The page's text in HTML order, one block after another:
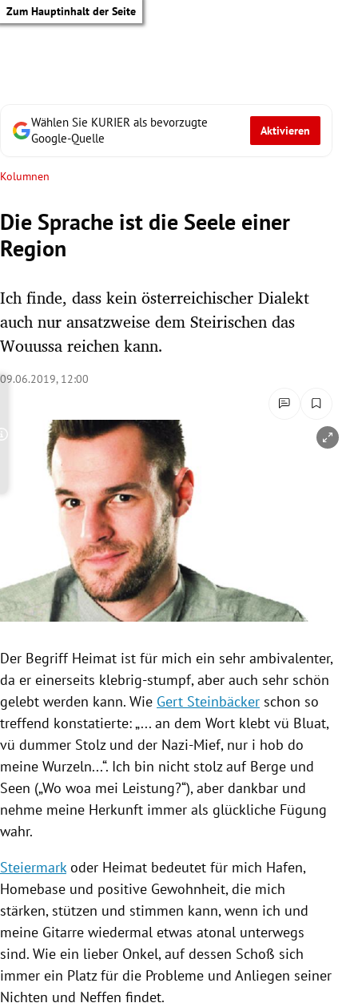
Zum Hauptinhalt der Seite
Untermenü
Untermenü
Untermenü
Untermenü
Untermenü
Untermenü
Untermenü
Untermenü
Wählen Sie KURIER als bevorzugte
Google-Quelle
Aktivieren
Kolumnen
Die Sprache ist die Seele einer
Region
Ich finde, dass kein österreichischer Dialekt
auch nur ansatzweise dem Steirischen das
Wouussa reichen kann.
09.06.2019, 12:00
Copyright-Hinweis öffnen/schließen
Der Begriff Heimat ist für mich ein sehr ambivalenter,
da er einerseits klebrig-stumpf, aber auch sehr schön
gelebt werden kann. Wie Gert Steinbäcker schon so
treffend konstatierte: „... an dem Wort klebt vü Bluat,
vü dummer Stolz und der Nazi-Mief, nur i hob do
meine Wurzeln...“. Ich bin nicht stolz auf Berge und
Seen („Wo woa mei Leistung?“), aber dankbar und
nehme meine Herkunft immer als glückliche Fügung
wahr.
Steiermarkoder Heimat bedeutet für mich Hafen,
Homebase und positive Gewohnheit, die mich
stärken, stützen und stimmen kann, wenn ich und
meine Gitarre wiedermal etwas atonal unterwegs
sind. Wie ein lieber Onkel, auf dessen Schoß sich
immer ein Platz für die Probleme und Anliegen seiner
Nichten und Neffen findet.